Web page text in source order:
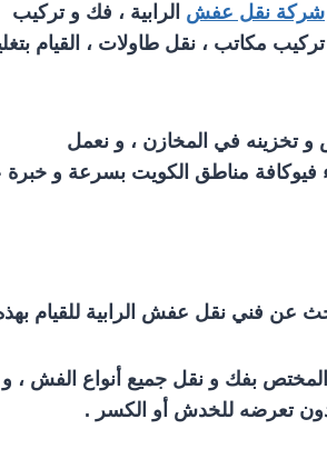
شركة نقل عفش الرابية ، فك و تركيب
تركيب مكاتب ، نقل طاولات ، القيام
و تخزينه في المخازن ، و نعمل
فيوكافة مناطق الكويت بسرعة و خبرة
فني نقل عفش الرابية للقيام
بفك و نقل جميع أنواع الفش ، و
تعرضه للخدش أو الكسر .